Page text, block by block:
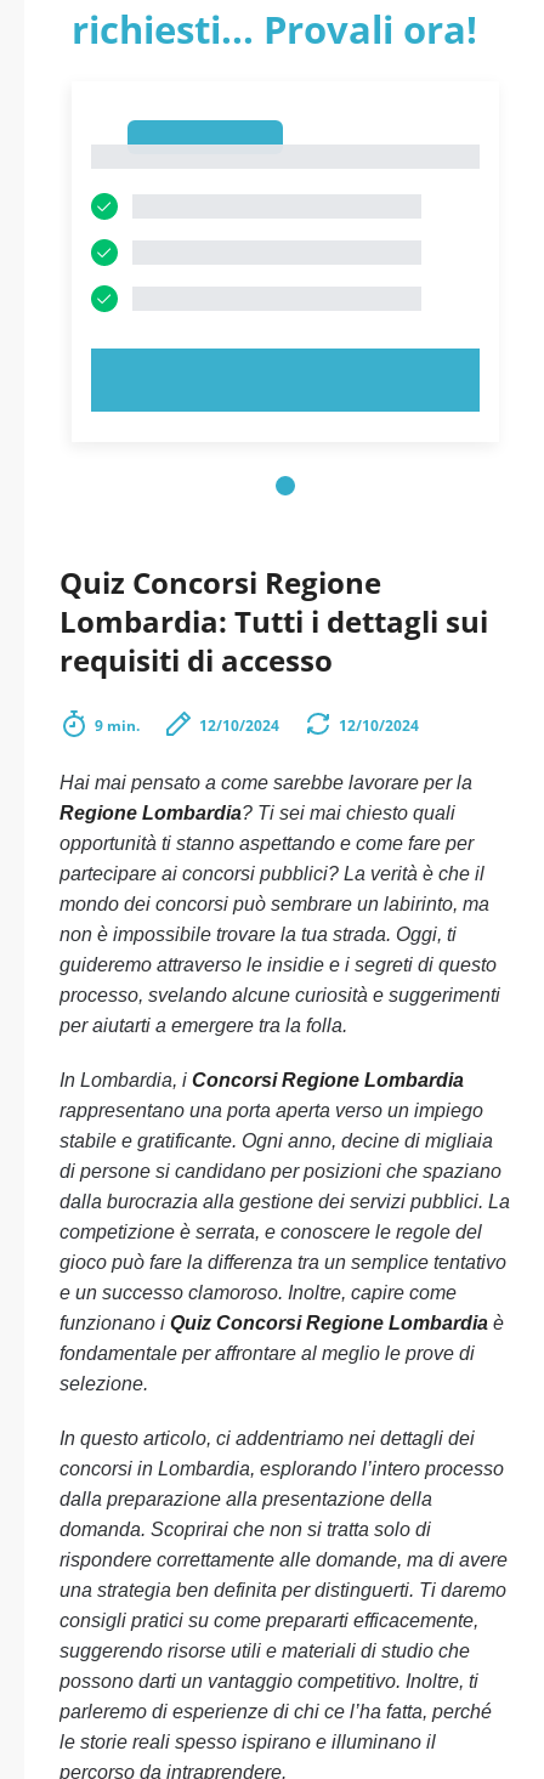
richiesti... Provali ora!
Quiz Concorsi Regione
Lombardia: Tutti i dettagli sui
requisiti di accesso
9 min. 12/10/2024 12/10/2024
Hai mai pensato a come sarebbe lavorare per la
Regione Lombardia? Ti sei mai chiesto quali
opportunità ti stanno aspettando e come fare per
partecipare ai concorsi pubblici? La verità è che il
mondo dei concorsi può sembrare un labirinto, ma
non è impossibile trovare la tua strada. Oggi, ti
guideremo attraverso le insidie e i segreti di questo
processo, svelando alcune curiosità e suggerimenti
per aiutarti a emergere tra la folla.
In Lombardia, i Concorsi Regione Lombardia
rappresentano una porta aperta verso un impiego
stabile e gratificante. Ogni anno, decine di migliaia
di persone si candidano per posizioni che spaziano
dalla burocrazia alla gestione dei servizi pubblici. La
competizione è serrata, e conoscere le regole del
gioco può fare la differenza tra un semplice tentativo
e un successo clamoroso. Inoltre, capire come
funzionano i Quiz Concorsi Regione Lombardia è
fondamentale per affrontare al meglio le prove di
selezione.
In questo articolo, ci addentriamo nei dettagli dei
concorsi in Lombardia, esplorando l’intero processo
dalla preparazione alla presentazione della
domanda. Scoprirai che non si tratta solo di
rispondere correttamente alle domande, ma di avere
una strategia ben definita per distinguerti. Ti daremo
consigli pratici su come prepararti efficacemente,
suggerendo risorse utili e materiali di studio che
possono darti un vantaggio competitivo. Inoltre, ti
parleremo di esperienze di chi ce l’ha fatta, perché
le storie reali spesso ispirano e illuminano il
percorso da intraprendere.